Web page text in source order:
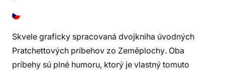
Skvele graficky spracovaná dvojkniha úvodných
Pratchettových príbehov zo Zeměplochy. Oba
príbehy sú plné humoru, ktorý je vlastný tomuto